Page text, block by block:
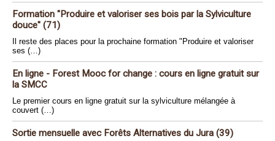
Formation "Produire et valoriser ses bois par la Sylviculture
douce" (71)
Il reste des places pour la prochaine formation "Produire et valoriser
ses (…)
En ligne - Forest Mooc for change : cours en ligne gratuit sur
la SMCC
Le premier cours en ligne gratuit sur la sylviculture mélangée à
couvert (…)
Sortie mensuelle avec Forêts Alternatives du Jura (39)